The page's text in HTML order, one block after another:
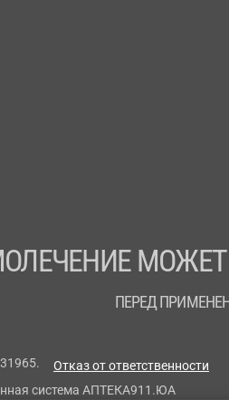
ПЕРЕД
Отказ от ответственности
система АПТЕКА911.ЮА